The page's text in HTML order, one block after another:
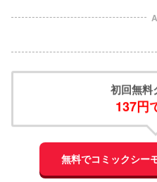
初回無料
137円
無料でコミックシー